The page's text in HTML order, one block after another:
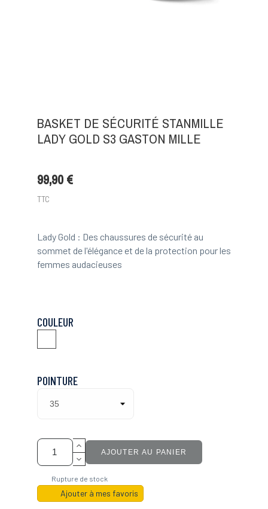
BASKET DE SÉCURITÉ STANMILLE
LADY GOLD S3 GASTON MILLE
99,90 €
TTC
Lady Gold : Des chaussures de sécurité au
sommet de l'élégance et de la protection pour les
femmes audacieuses
COULEUR
POINTURE
AJOUTER AU PANIER
Rupture de stock
Ajouter à mes favoris